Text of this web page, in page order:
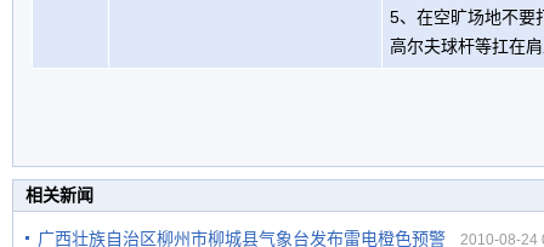
5、在空旷场地不要
高尔夫球杆等扛在
相关新闻
广西壮族自治区柳州市柳城县气象台发布雷电橙色预警 2010-08-24